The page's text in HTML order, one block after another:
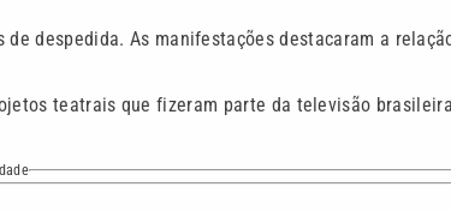
despedida. As manifestações destacaram a
teatrais que fizeram parte da televisão